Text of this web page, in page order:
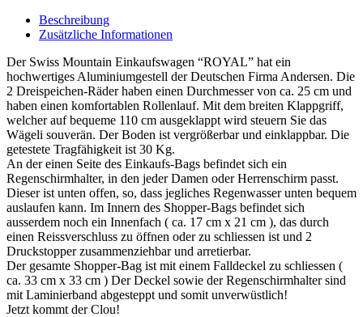
Beschreibung
Zusätzliche Informationen
Der Swiss Mountain Einkaufswagen “ROYAL” hat ein
hochwertiges Aluminiumgestell der Deutschen Firma Andersen. Die
2 Dreispeichen-Räder haben einen Durchmesser von ca. 25 cm und
haben einen komfortablen Rollenlauf. Mit dem breiten Klappgriff,
welcher auf bequeme 110 cm ausgeklappt wird steuern Sie das
Wägeli souverän. Der Boden ist vergrößerbar und einklappbar. Die
getestete Tragfähigkeit ist 30 Kg.
An der einen Seite des Einkaufs-Bags befindet sich ein
Regenschirmhalter, in den jeder Damen oder Herrenschirm passt.
Dieser ist unten offen, so, dass jegliches Regenwasser unten bequem
auslaufen kann. Im Innern des Shopper-Bags befindet sich
ausserdem noch ein Innenfach ( ca. 17 cm x 21 cm ), das durch
einen Reissverschluss zu öffnen oder zu schliessen ist und 2
Druckstopper zusammenziehbar und arretierbar.
Der gesamte Shopper-Bag ist mit einem Falldeckel zu schliessen (
ca. 33 cm x 33 cm ) Der Deckel sowie der Regenschirmhalter sind
mit Laminierband abgesteppt und somit unverwüstlich!
Jetzt kommt der Clou!